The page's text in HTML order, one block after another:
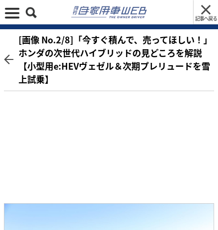
記事へ戻る
[画像 No.2/8]「今すぐ積んで、売ってほしい！」
ホンダの次世代ハイブリッドの見どころを解説
【小型用e:HEVヴェゼル＆次期プレリュードを雪
上試乗】